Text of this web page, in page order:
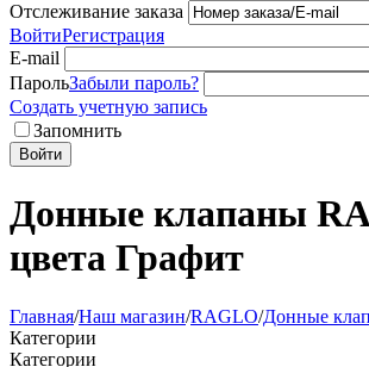
Отслеживание заказа
ВойтиРегистрация
E-mail
ПарольЗабыли пароль?
Создать учетную запись
Запомнить
Войти
Донные клапаны
цвета Графит
Главная/Наш магазин/RAGLO/Донные
Категории
Категории